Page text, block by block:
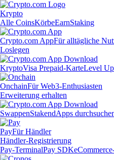
Krypto
Alle CoinsKörbeEarnStaking
Crypto.com AppFür alltägliche
Loslegen
KryptoVisa Prepaid-KarteLevel Up
OnchainFür Web3-Enthusiasten
Erweiterung erhalten
SwappenStakendApps
PayFür Händler
Händler-Registrierung
Pay-TerminalPay SDK